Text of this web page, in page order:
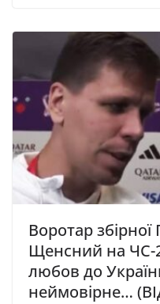
Воротар
Щенсний на ЧС-
любов до
неймовірне…